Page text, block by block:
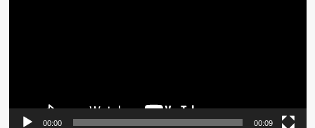
00:00 00:09